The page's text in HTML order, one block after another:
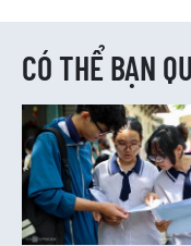
CÓ THỂ BẠN